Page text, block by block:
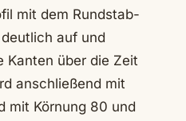
mit dem Rundstab-
auf und
Kanten über die Zeit
anschließend mit
mit Körnung 80 und